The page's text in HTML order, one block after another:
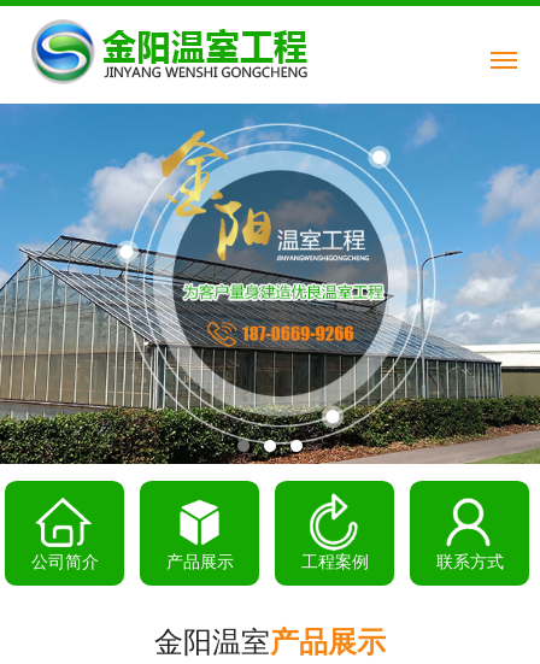
公司简介 产品展示 工程案例 联系方式
金阳温室产品展示